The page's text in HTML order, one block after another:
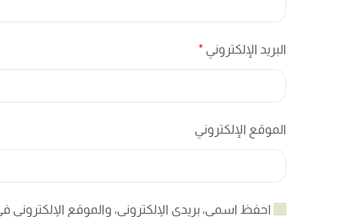
البريد الإلكتروني *
الموقع الإلكتروني
احفظ اسمي، بريدي الإلكتروني، والموقع